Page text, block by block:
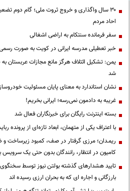
۳۰ سال واگذاری و خروج ثروت ملی؛ گام دوم
احاد مردم
سفر فرمانده سنتکام به اراضی اشغالی
خبر تعطیلی مدرسه ایرانی در کویت به صورت
یمن: تشکیل ائتلاف هرگز مانع مجازات عربستان
شد
نشان استاندارد به معنای پایان مسئولیت
غریبه به دادمون نمی‌رسه؛ ایرانی بخریم!
بسته اینترنت رایگان برای خبرنگاران فعال شد
با اعتراف یکی از متهمان، ابعاد تازه‌ای از
کامیون در انتظار، رانندگان بدون حتی یک سرویس
تایید هشدارهای گذشته بولتن نیوز توسط
بارزگانی و اجاره ای که به بحران ارزی رسیده اند